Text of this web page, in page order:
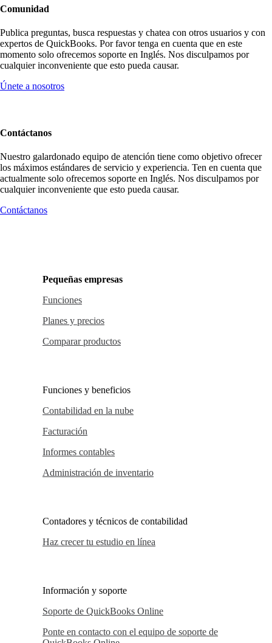
Comunidad
Publica preguntas, busca respuestas y chatea con otros usuarios y con
expertos de QuickBooks. Por favor tenga en cuenta que en este
momento solo ofrecemos soporte en Inglés. Nos disculpamos por
cualquier inconveniente que esto pueda causar.
Únete a nosotros
Contáctanos
Nuestro galardonado equipo de atención tiene como objetivo ofrecer
los máximos estándares de servicio y experiencia. Ten en cuenta que
actualmente solo ofrecemos soporte en Inglés. Nos disculpamos por
cualquier inconveniente que esto pueda causar.
Contáctanos
Pequeñas empresas
Funciones
Planes y precios
Comparar productos
Funciones y beneficios
Contabilidad en la nube
Facturación
Informes contables
Administración de inventario
Contadores y técnicos de contabilidad
Haz crecer tu estudio en línea
Información y soporte
Soporte de QuickBooks Online
Ponte en contacto con el equipo de soporte de